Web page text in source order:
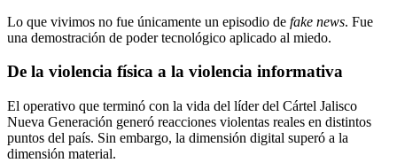
Lo que vivimos no fue únicamente un episodio de fake news. Fue
una demostración de poder tecnológico aplicado al miedo.
De la violencia física a la violencia informativa
El operativo que terminó con la vida del líder del Cártel Jalisco
Nueva Generación generó reacciones violentas reales en distintos
puntos del país. Sin embargo, la dimensión digital superó a la
dimensión material.